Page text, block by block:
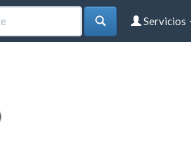
Servicios